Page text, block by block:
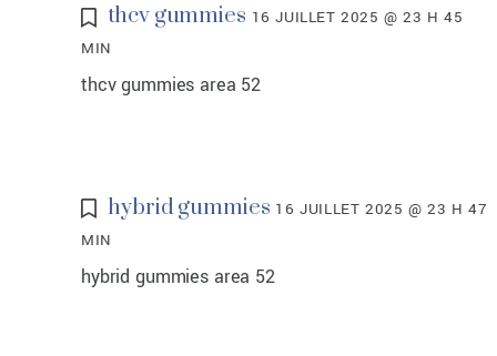
thcv gummies 16 JUILLET 2025 @ 23 H 45
MIN
thcv gummies area 52
hybrid gummies 16 JUILLET 2025 @ 23 H 47
MIN
hybrid gummies area 52